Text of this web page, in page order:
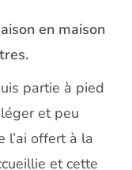
en maison
partie à pied
et peu
l’ai offert à la
et cette